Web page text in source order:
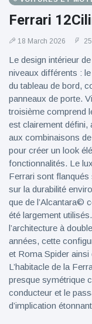
Ferrari
18 March 2026
Le design intérieur
niveaux différents :
du tableau de bord,
panneaux de porte.
troisième comprend
est clairement défini,
aux combinaisons
pour créer un look
fonctionnalités. Le
Ferrari sont flanqués
sur la durabilité
que de l’Alcantara©
été largement
l’architecture à
années, cette
et Roma Spider
L’habitacle de la
presque symétrique
conducteur et le
d’implication